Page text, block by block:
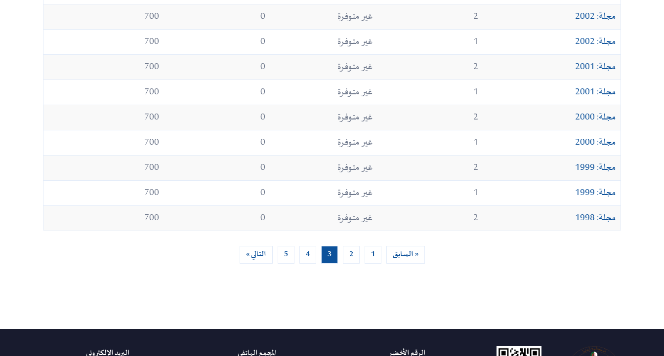
مجلة: 2002
2 غير متوفرة 0
700
مجلة: 2002
1 غير متوفرة 0
700
مجلة: 2001
2 غير متوفرة 0
700
مجلة: 2001
1 غير متوفرة 0
700
مجلة: 2000
2 غير متوفرة 0
700
مجلة: 2000
1 غير متوفرة 0
700
مجلة: 1999
2 غير متوفرة 0
700
مجلة: 1999
1 غير متوفرة 0
700
مجلة: 1998
2 غير متوفرة 0
700
« السابق 1
2
3
4
5 التالي »
البريد الإلكتروني المجمع الهاتفي الرقم الأخضر